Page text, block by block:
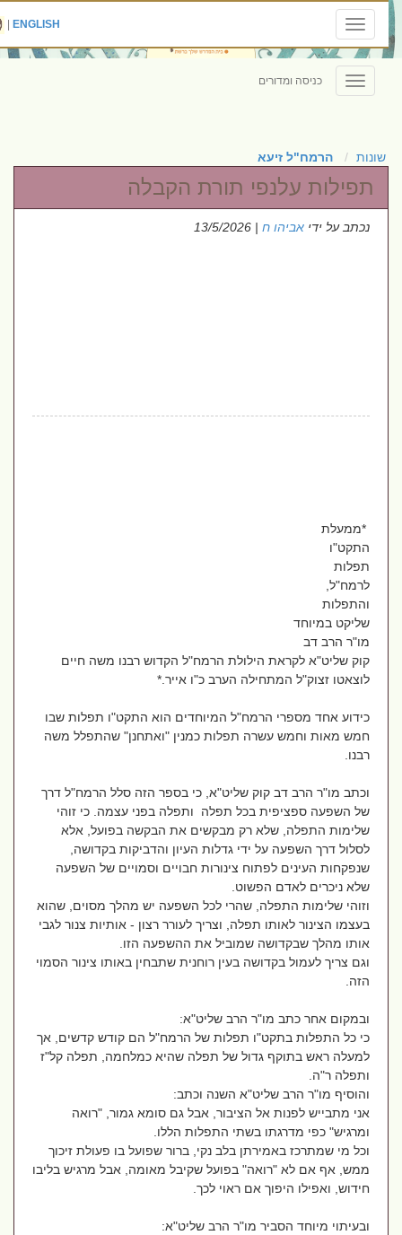
Toggle
navigation
ENGLISH
|
Toggle
navigation
כניסה ומדורים
שונות הרמח"ל זיעא
תפילות עלנפי תורת הקבלה
נכתב על ידיאביהו ח| 13/5/2026
*ממעלת
התקט"ו
תפלות
לרמח"ל,
והתפלות
שליקט במיוחד
מו"ר הרב דב
קוק שליט"א לקראת הילולת הרמח"ל הקדוש רבנו משה חיים
לוצאטו זצוק"ל המתחילה הערב כ"ו אייר.*
כידוע אחד מספרי הרמח"ל המיוחדים הוא התקט"ו תפלות שבו
חמש מאות וחמש עשרה תפלות כמנין "ואתחנן" שהתפלל משה
רבנו.
וכתב מו"ר הרב דב קוק שליט"א, כי בספר הזה סלל הרמח"ל דרך
של השפעה ספציפית בכל תפלה ותפלה בפני עצמה. כי זוהי
שלימות התפלה, שלא רק מבקשים את הבקשה בפועל, אלא
לסלול דרך השפעה על ידי גדלות העיון והדביקות בקדושה,
שנפקחות העינים לפתוח צינורות חבויים וסמויים של השפעה
שלא ניכרים לאדם הפשוט.
וזוהי שלימות התפלה, שהרי לכל השפעה יש מהלך מסוים, שהוא
בעצמו הצינור לאותו תפלה, וצריך לעורר רצון - אותיות צנור לגבי
אותו מהלך שבקדושה שמוביל את ההשפעה הזו.
וגם צריך לעמול בקדושה בעין רוחנית שתבחין באותו צינור הסמוי
הזה.
ובמקום אחר כתב מו"ר הרב שליט"א:
כי כל התפלות בתקט"ו תפלות של הרמח"ל הם קודש קדשים, אך
למעלה ראש בתוקף גדול של תפלה שהיא כמלחמה, תפלה קל"ז
ותפלה ר"ה.
והוסיף מו"ר הרב שליט"א השנה וכתב:
אני מתבייש לפנות אל הציבור, אבל גם סומא גמור, "רואה
ומרגיש" כפי מדרגתו בשתי התפלות הללו.
וכל מי שמתרכז באמירתן בלב נקי, ברור שפועל בו פעולת זיכוך
ממש, אף אם לא "רואה" בפועל שקיבל מאומה, אבל מרגיש בליבו
חידוש, ואפילו היפוך אם ראוי לכך.
ובעיתוי מיוחד הסביר מו"ר הרב שליט"א: